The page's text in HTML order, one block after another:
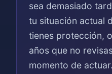
sea demasiado
tu situación actual
tienes protección,
años que no
momento de